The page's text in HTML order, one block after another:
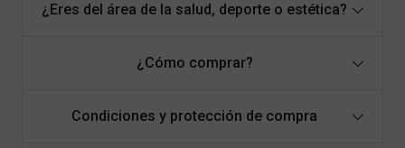
¿Eres del área de la salud, deporte o estética?
¿Cómo comprar?
Condiciones y protección de compra